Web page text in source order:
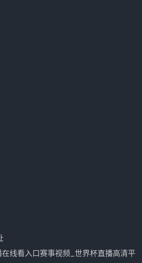
线看入口赛事视频_世界杯直播高清平